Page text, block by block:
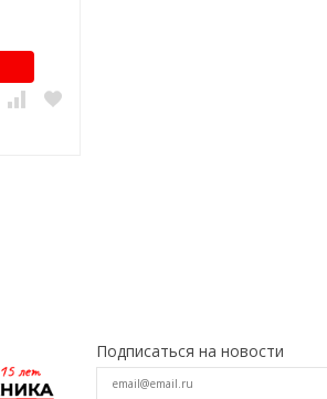
Подписаться на новости